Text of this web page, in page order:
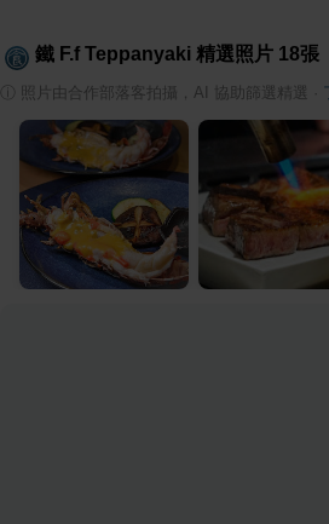
鐵 F.f Teppanyaki 精選照片 18張
照片由合作部落客拍攝，AI 協助篩選精選